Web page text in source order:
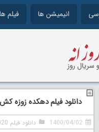
انیمیشن ها فیلم
دانلود فیلم دهکده زوزه کش Howling Village 2020
1400/04/02 دانلود فیلم 2020